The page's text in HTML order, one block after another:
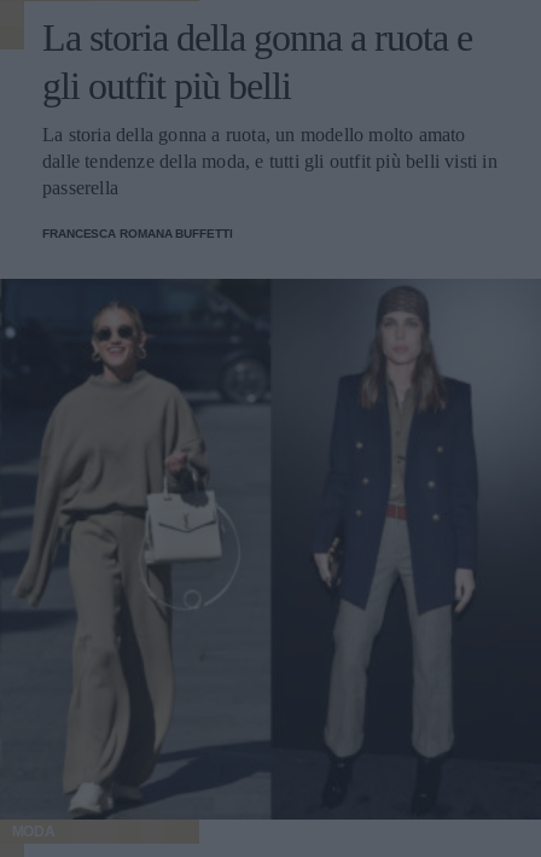
La storia della gonna a ruota e
gli outfit più belli
La storia della gonna a ruota, un modello molto amato
dalle tendenze della moda, e tutti gli outfit più belli visti in
passerella
FRANCESCA ROMANA BUFFETTI
MODA